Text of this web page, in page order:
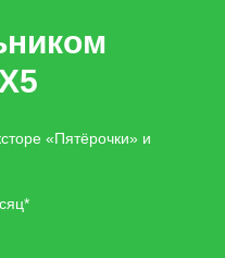
«Пятёрочки» и